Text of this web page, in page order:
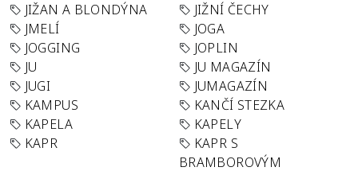
JIŽAN A BLONDÝNA
JIŽNÍ ČECHY
JMELÍ
JOGA
JOGGING
JOPLIN
JU
JU MAGAZÍN
JUGI
JUMAGAZÍN
KAMPUS
KANČÍ STEZKA
KAPELA
KAPELY
KAPR
KAPR S
BRAMBOROVÝM